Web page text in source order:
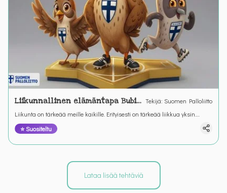
Liikunnallinen elämäntapa Bubin
ja Helmin kanssa
Tekijä: Suomen Palloliitto
Liikunta on tärkeää meille kaikille. Erityisesti on tärkeää liikkua yksin.
Liikunta on yhdessä tekemistä ja olemista. Liikuntaa saamme leikkien ja
pelaten koulussa, kotona pihoilla ja kentillä.
⭐ Suositeltu
Lataa lisää tehtäviä